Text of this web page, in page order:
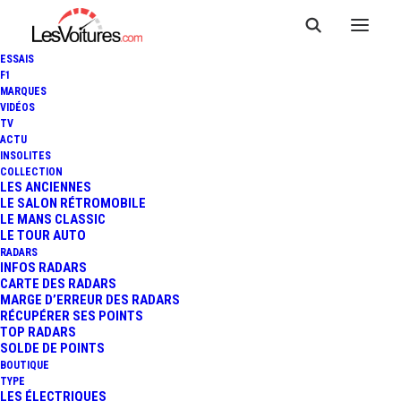
ESSAIS
F1
MARQUES
VIDÉOS
TV
ACTU
INSOLITES
COLLECTION
LES ANCIENNES
LE SALON RÉTROMOBILE
LE MANS CLASSIC
LE TOUR AUTO
RADARS
INFOS RADARS
CARTE DES RADARS
MARGE D’ERREUR DES RADARS
RÉCUPÉRER SES POINTS
TOP RADARS
SOLDE DE POINTS
BOUTIQUE
TYPE
LES ÉLECTRIQUES